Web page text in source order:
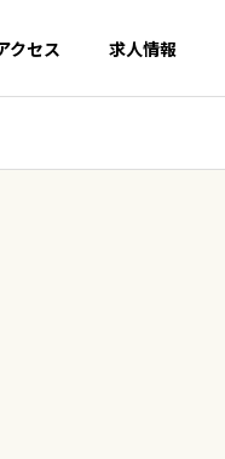
クセス 求人情報